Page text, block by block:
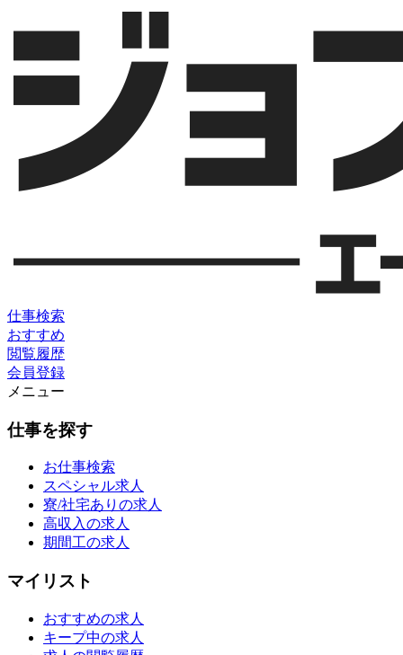
仕事検索
おすすめ
閲覧履歴
会員登録
メニュー
仕事を探す
お仕事検索
スペシャル求人
寮/社宅ありの求人
高収入の求人
期間工の求人
マイリスト
おすすめの求人
キープ中の求人